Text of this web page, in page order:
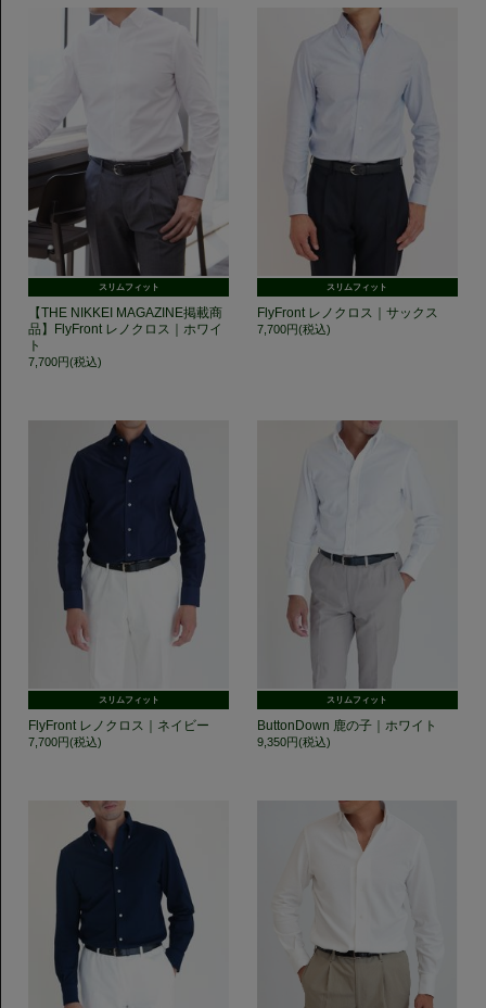
スリムフィット
【THE NIKKEI MAGAZINE掲載商
品】FlyFront レノクロス｜ホワイ
ト
7,700円(税込)
スリムフィット
FlyFront レノクロス｜サックス
7,700円(税込)
スリムフィット
FlyFront レノクロス｜ネイビー
7,700円(税込)
スリムフィット
ButtonDown 鹿の子｜ホワイト
9,350円(税込)